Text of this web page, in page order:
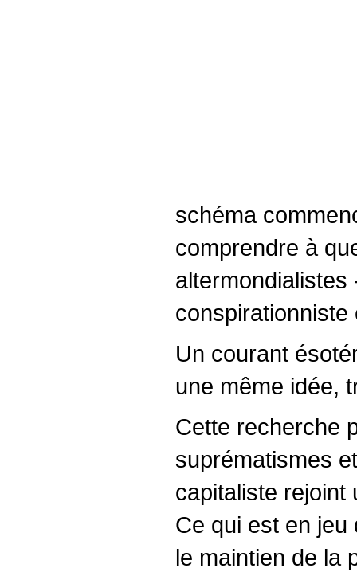
schéma
comprendre à
altermondialistes
conspirationniste
Un courant
une même idée,
Cette recherche
suprématismes
capitaliste rejoint
Ce qui est en jeu
le maintien de la